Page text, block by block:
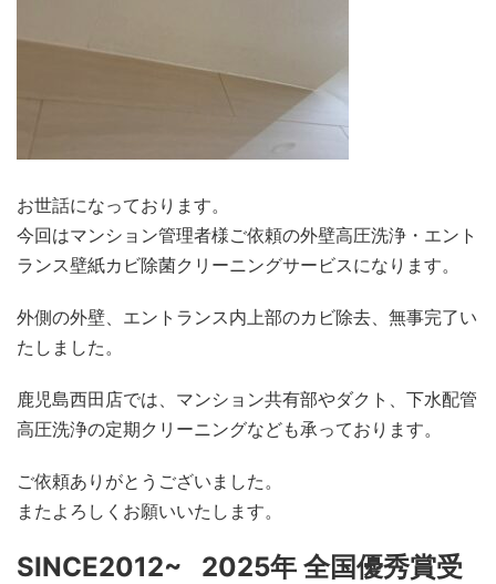
お世話になっております。
今回はマンション管理者様ご依頼の外壁高圧洗浄・エント
ランス壁紙カビ除菌クリーニングサービスになります。
外側の外壁、エントランス内上部のカビ除去、無事完了い
たしました。
鹿児島西田店では、マンション共有部やダクト、下水配管
高圧洗浄の定期クリーニングなども承っております。
ご依頼ありがとうございました。
またよろしくお願いいたします。
SINCE2012~ 2025年 全国優秀賞受